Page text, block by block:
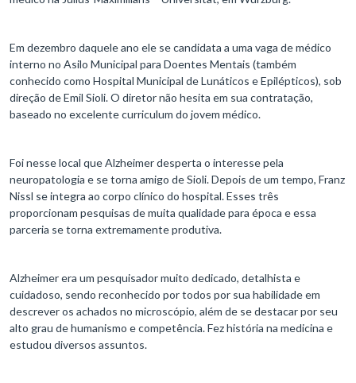
Em dezembro daquele ano ele se candidata a uma vaga de médico
interno no Asilo Municipal para Doentes Mentais (também
conhecido como Hospital Municipal de Lunáticos e Epilépticos), sob
direção de Emil Sioli. O diretor não hesita em sua contratação,
baseado no excelente curriculum do jovem médico.
Foi nesse local que Alzheimer desperta o interesse pela
neuropatologia e se torna amigo de Sioli. Depois de um tempo, Franz
Nissl se integra ao corpo clínico do hospital. Esses três
proporcionam pesquisas de muita qualidade para época e essa
parceria se torna extremamente produtiva.
Alzheimer era um pesquisador muito dedicado, detalhista e
cuidadoso, sendo reconhecido por todos por sua habilidade em
descrever os achados no microscópio, além de se destacar por seu
alto grau de humanismo e competência. Fez história na medicina e
estudou diversos assuntos.